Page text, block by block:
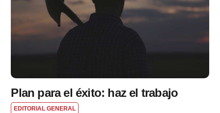
Plan para el éxito: haz el trabajo
EDITORIAL GENERAL